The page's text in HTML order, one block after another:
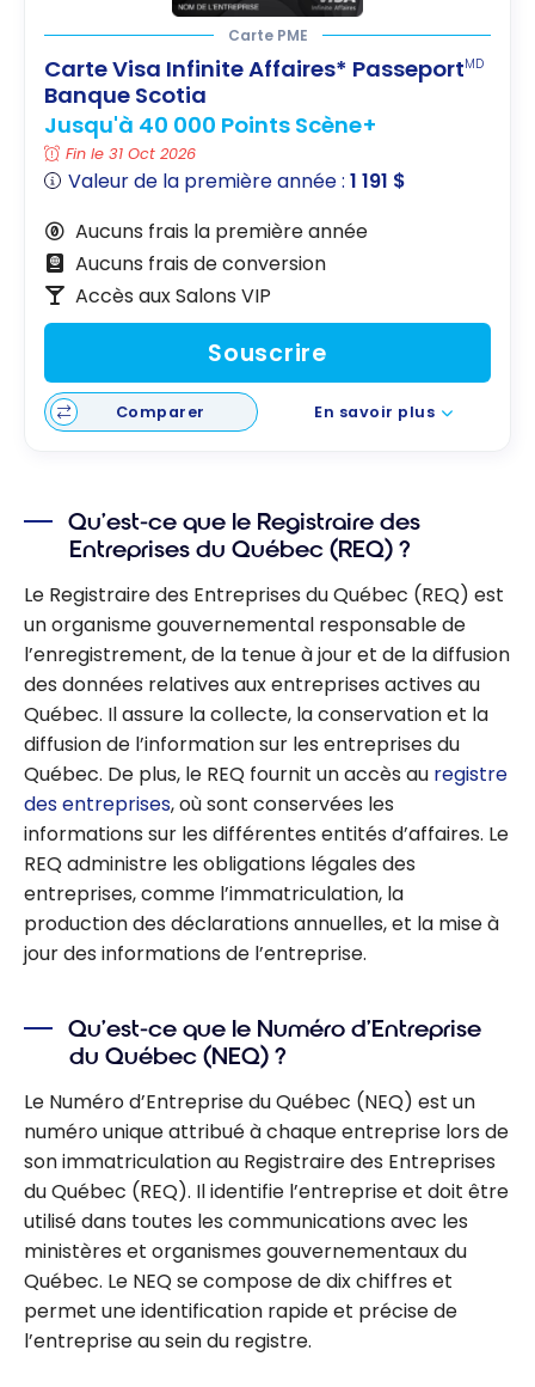
Carte PME
Carte Visa Infinite Affaires* PasseportMD
Banque Scotia
Jusqu'à 40 000 Points Scène+
Fin le 31 Oct 2026
Valeur de la première année :1 191 $
Aucuns frais la première année
Aucuns frais de conversion
Accès aux Salons VIP
Souscrire
Comparer En savoir plus
Qu’est-ce que le Registraire des
Entreprises du Québec (REQ) ?
Le Registraire des Entreprises du Québec (REQ) est
un organisme gouvernemental responsable de
l’enregistrement, de la tenue à jour et de la diffusion
des données relatives aux entreprises actives au
Québec. Il assure la collecte, la conservation et la
diffusion de l’information sur les entreprises du
Québec. De plus, le REQ fournit un accès au registre
des entreprises, où sont conservées les
informations sur les différentes entités d’affaires. Le
REQ administre les obligations légales des
entreprises, comme l’immatriculation, la
production des déclarations annuelles, et la mise à
jour des informations de l’entreprise.
Qu’est-ce que le Numéro d’Entreprise
du Québec (NEQ) ?
Le Numéro d’Entreprise du Québec (NEQ) est un
numéro unique attribué à chaque entreprise lors de
son immatriculation au Registraire des Entreprises
du Québec (REQ). Il identifie l’entreprise et doit être
utilisé dans toutes les communications avec les
ministères et organismes gouvernementaux du
Québec. Le NEQ se compose de dix chiffres et
permet une identification rapide et précise de
l’entreprise au sein du registre.